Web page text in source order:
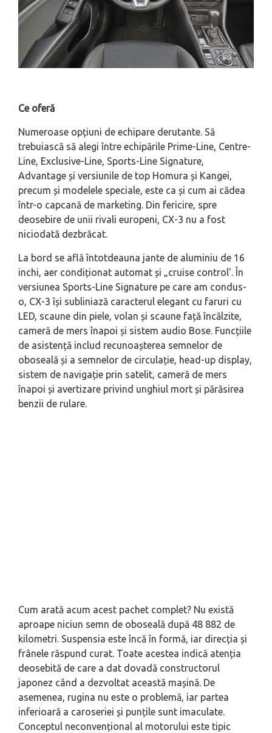
Ce oferă
Numeroase opțiuni de echipare derutante. Să
trebuiască să alegi între echipările Prime-Line, Centre-
Line, Exclusive-Line, Sports-Line Signature,
Advantage și versiunile de top Homura și Kangei,
precum și modelele speciale, este ca și cum ai cădea
într-o capcană de marketing. Din fericire, spre
deosebire de unii rivali europeni, CX-3 nu a fost
niciodată dezbrăcat.
La bord se află întotdeauna jante de aluminiu de 16
inchi, aer condiționat automat și „cruise control'. În
versiunea Sports-Line Signature pe care am condus-
o, CX-3 își subliniază caracterul elegant cu faruri cu
LED, scaune din piele, volan și scaune față încălzite,
cameră de mers înapoi și sistem audio Bose. Funcțiile
de asistență includ recunoașterea semnelor de
oboseală și a semnelor de circulație, head-up display,
sistem de navigație prin satelit, cameră de mers
înapoi și avertizare privind unghiul mort și părăsirea
benzii de rulare.
Cum arată acum acest pachet complet? Nu există
aproape niciun semn de oboseală după 48 882 de
kilometri. Suspensia este încă în formă, iar direcția și
frânele răspund curat. Toate acestea indică atenția
deosebită de care a dat dovadă constructorul
japonez când a dezvoltat această mașină. De
asemenea, rugina nu este o problemă, iar partea
inferioară a caroseriei și punțile sunt imaculate.
Conceptul neconvențional al motorului este tipic